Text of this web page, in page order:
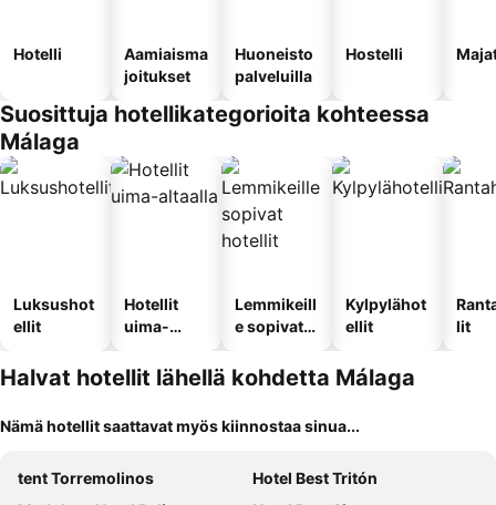
Hotelli
Aamiaisma
joitukset
Huoneisto
palveluilla
Hostelli
Suosittuja hotellikategorioita kohteessa
Málaga
Luksushot
ellit
Hotellit
uima-
Lemmikeill
e sopivat
Kylpylähot
ellit
lit
Halvat hotellit lähellä kohdetta Málaga
Nämä hotellit saattavat myös kiinnostaa sinua...
tent Torremolinos
Hotel Best Tritón